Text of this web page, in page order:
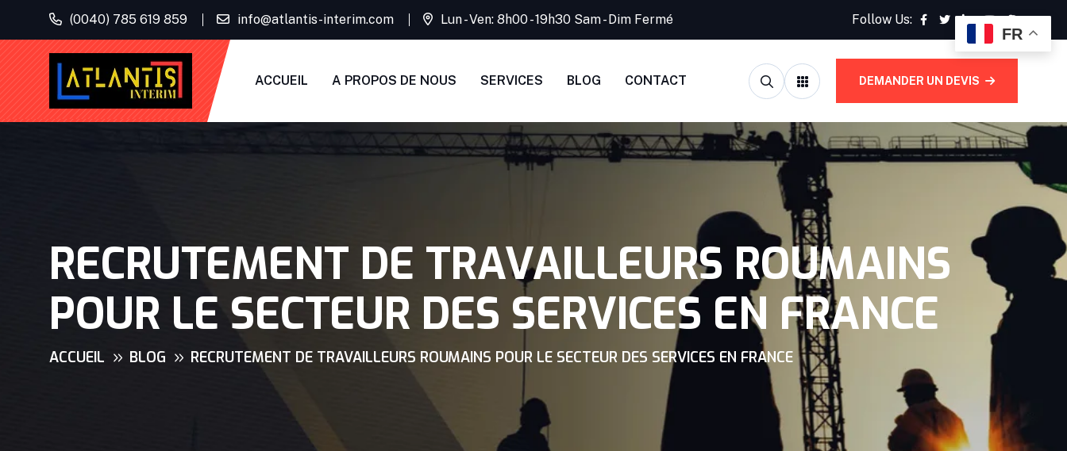
(0040) 785 619 859 info@atlantis-interim.com Lun - Ven: 8h00 - 19h30 Sam - Dim Fermé Follow Us:
ACCUEIL A PROPOS DE NOUS SERVICES BLOG CONTACT DEMANDER UN DEVIS
RECRUTEMENT DE TRAVAILLEURS ROUMAINS
POUR LE SECTEUR DES SERVICES EN FRANCE
ACCUEIL BLOG RECRUTEMENT DE TRAVAILLEURS ROUMAINS POUR LE SECTEUR DES SERVICES EN FRANCE
FR